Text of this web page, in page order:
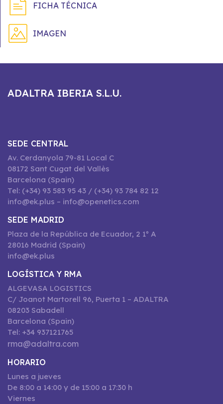
FICHA TÉCNICA
IMAGEN
ADALTRA IBERIA S.L.U.
SEDE CENTRAL
Av. Cerdanyola 79-81 Local C
08172 Sant Cugat del Vallès
Barcelona (Spain)
Tel: (+34) 93 583 95 43 / (+34) 93 784 82 12
info@ek.plus – info@openetics.com
SEDE MADRID
Plaza de la República de Ecuador, 2 1º A
28016 Madrid (Spain)
info@ek.plus
LOGÍSTICA Y RMA
ALGEVASA LOGISTICS
C/ Joanot Martorell 96, Puerta 1 – ADALTRA
08203 Sabadell
Barcelona (Spain)
Tel: +34 937121765
rma@adaltra.com
HORARIO
Lunes a jueves
De 8:00 a 14:00 y de 15:00 a 17:30 h
Viernes